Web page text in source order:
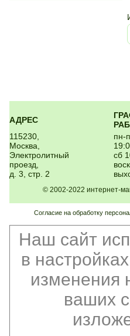
АДРЕС
115230,
Москва,
Электролитный
проезд,
д. 3, стр. 2
пн-
сб
© 2002-2022 интернет-
Согласие на обработку
Наш сайт
в
изменения
ваших